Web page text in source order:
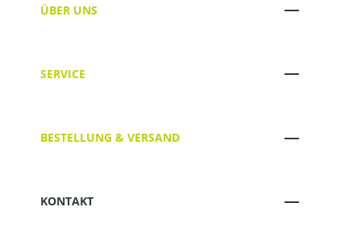
ÜBER UNS
SERVICE
BESTELLUNG & VERSAND
KONTAKT